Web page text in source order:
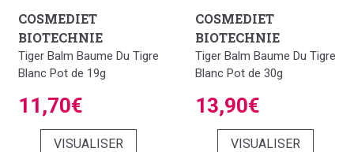
COSMEDIET
BIOTECHNIE
Tiger Balm Baume Du Tigre
Blanc Pot de 19g
11,70€
VISUALISER
COSMEDIET
BIOTECHNIE
Tiger Balm Baume Du Tigre
Blanc Pot de 30g
13,90€
VISUALISER